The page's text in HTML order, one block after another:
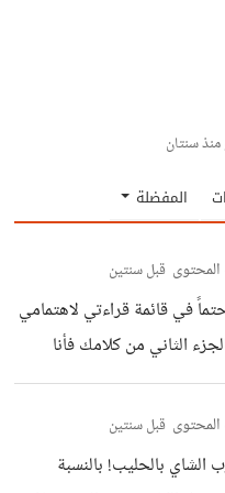
سنتان
المفضلة
قبل سنتين
في قائمة قراءتي لاهتمامي
الثاني من كلامك فأنا
حب وكره معقدة مع القهوة
قبل سنتين
حزب الشاي بالحليب! بالنسبة